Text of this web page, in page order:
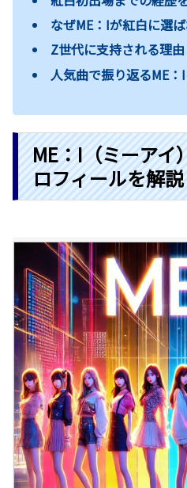
なぜME：Iが紅白に選
Z世代に支持される理
人気曲で振り返るME：
ME：I（ミーアイ
ロフィールを解説